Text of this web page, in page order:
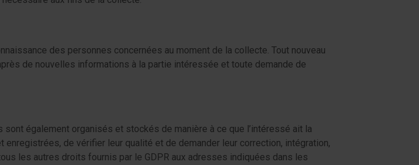
des personnes concernées au moment de la collecte. Tout nouveau
de nouvelles informations à la partie intéressée et toute demande de
également organisés et stockés de manière à ce que l’intéressé ait la
de vérifier leur qualité et de demander leur correction, intégration,
les autres droits fournis par le GDPR aux adresses indiquées dans les